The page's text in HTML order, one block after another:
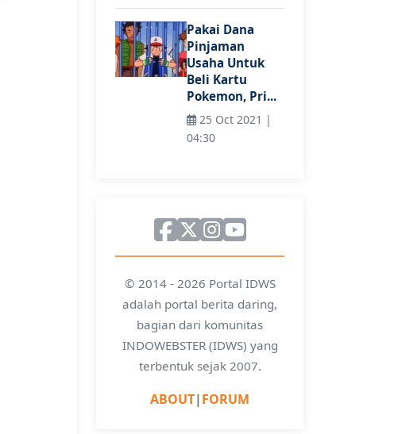
Pakai Dana
Pinjaman
Usaha Untuk
Beli Kartu
Pokemon, Pri...
25 Oct 2021 |
04:30
© 2014 - 2026 Portal IDWS
adalah portal berita daring,
bagian dari komunitas
INDOWEBSTER (IDWS) yang
terbentuk sejak 2007.
ABOUT|FORUM